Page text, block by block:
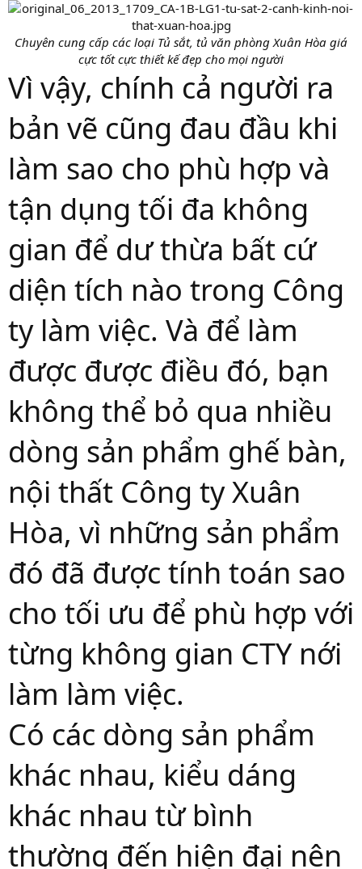
Chuyên cung cấp các loại Tủ sắt, tủ văn phòng Xuân Hòa giá
cực tốt cực thiết kế đẹp cho mọi người
Vì vậy, chính cả người ra
bản vẽ cũng đau đầu khi
làm sao cho phù hợp và
tận dụng tối đa không
gian để dư thừa bất cứ
diện tích nào trong Công
ty làm việc. Và để làm
được được điều đó, bạn
không thể bỏ qua nhiều
dòng sản phẩm ghế bàn,
nội thất Công ty Xuân
Hòa, vì những sản phẩm
đó đã được tính toán sao
cho tối ưu để phù hợp với
từng không gian CTY nới
làm làm việc.
Có các dòng sản phẩm
khác nhau, kiểu dáng
khác nhau từ bình
thường đến hiện đại nên